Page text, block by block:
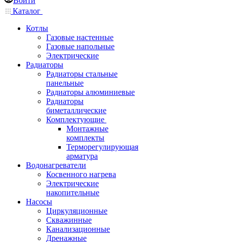
Каталог
Котлы
Газовые настенные
Газовые напольные
Электрические
Радиаторы
Радиаторы стальные
панельные
Радиаторы алюминиевые
Радиаторы
биметаллические
Комплектующие
Монтажные
комплекты
Терморегулирующая
арматура
Водонагреватели
Косвенного нагрева
Электрические
накопительные
Насосы
Циркуляционные
Скважинные
Канализационные
Дренажные